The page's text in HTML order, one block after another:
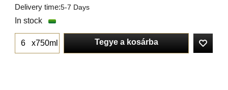
Delivery time:5-7 Days
In stock
x750ml Tegye a kosárba